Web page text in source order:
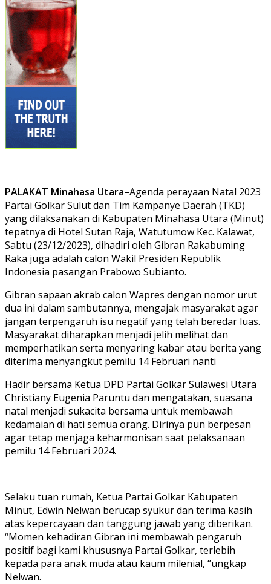
PALAKAT Minahasa Utara–Agenda perayaan Natal 2023
Partai Golkar Sulut dan Tim Kampanye Daerah (TKD)
yang dilaksanakan di Kabupaten Minahasa Utara (Minut)
tepatnya di Hotel Sutan Raja, Watutumow Kec. Kalawat,
Sabtu (23/12/2023), dihadiri oleh Gibran Rakabuming
Raka juga adalah calon Wakil Presiden Republik
Indonesia pasangan Prabowo Subianto.
Gibran sapaan akrab calon Wapres dengan nomor urut
dua ini dalam sambutannya, mengajak masyarakat agar
jangan terpengaruh isu negatif yang telah beredar luas.
Masyarakat diharapkan menjadi jelih melihat dan
memperhatikan serta menyaring kabar atau berita yang
diterima menyangkut pemilu 14 Februari nanti
Hadir bersama Ketua DPD Partai Golkar Sulawesi Utara
Christiany Eugenia Paruntu dan mengatakan, suasana
natal menjadi sukacita bersama untuk membawah
kedamaian di hati semua orang. Dirinya pun berpesan
agar tetap menjaga keharmonisan saat pelaksanaan
pemilu 14 Februari 2024.
Selaku tuan rumah, Ketua Partai Golkar Kabupaten
Minut, Edwin Nelwan berucap syukur dan terima kasih
atas kepercayaan dan tanggung jawab yang diberikan.
“Momen kehadiran Gibran ini membawah pengaruh
positif bagi kami khususnya Partai Golkar, terlebih
kepada para anak muda atau kaum milenial, “ungkap
Nelwan.